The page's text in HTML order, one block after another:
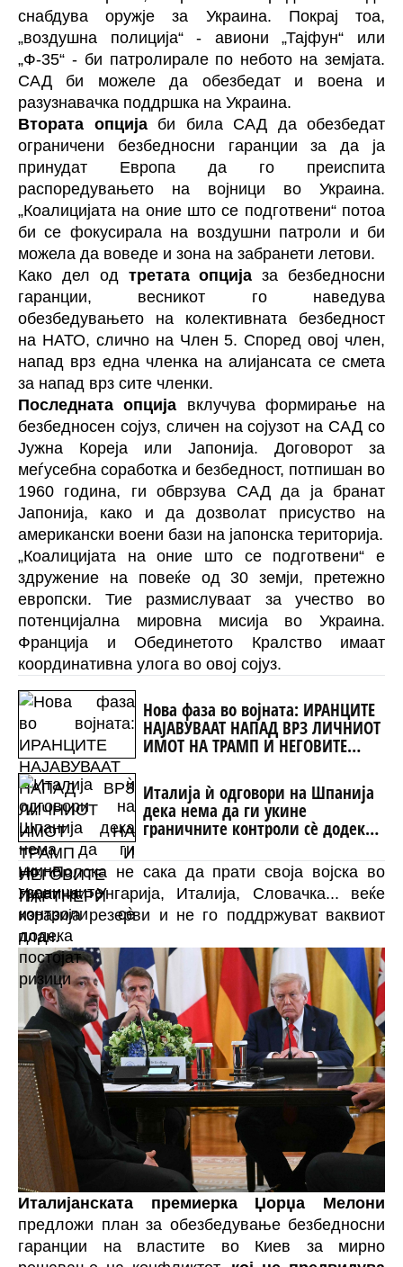
снабдува оружје за Украина. Покрај тоа,
„воздушна полиција“ - авиони „Тајфун“ или
„Ф-35“ - би патролирале по небото на земјата.
САД би можеле да обезбедат и воена и
разузнавачка поддршка на Украина.
Втората опцијаби била САД да обезбедат
ограничени безбедносни гаранции за да ја
принудат Европа да го преиспита
распоредувањето на војници во Украина.
„Коалицијата на оние што се подготвени“ потоа
би се фокусирала на воздушни патроли и би
можела да воведе и зона на забранети летови.
Како дел од третата опција за безбедносни
гаранции, весникот го наведува
обезбедувањето на колективната безбедност
на НАТО, слично на Член 5. Според овој член,
напад врз една членка на алијансата се смета
за напад врз сите членки.
Последната опција вклучува формирање на
безбедносен сојуз, сличен на сојузот на САД со
Јужна Кореја или Јапонија. Договорот за
меѓусебна соработка и безбедност, потпишан во
1960 година, ги обврзува САД да ја бранат
Јапонија, како и да дозволат присуство на
американски воени бази на јапонска територија.
„Коалицијата на оние што се подготвени“ е
здружение на повеќе од 30 земји, претежно
европски. Тие размислуваат за учество во
потенцијална мировна мисија во Украина.
Франција и Обединетото Кралство имаат
координативна улога во овој сојуз.
Нова фаза во војната: ИРАНЦИТЕ
НАЈАВУВААТ НАПАД ВРЗ ЛИЧНИОТ
ИМОТ НА ТРАМП И НЕГОВИТЕ
Италија ѝ одговори на Шпанија
дека нема да ги укине
граничните контроли сè додека
Но, Полска не сака да прати своја војска во
Украина. Унгарија, Италија, Словачка... веќе
изразија резерви и не го поддржуват ваквиот
план.
Италијанската премиерка Џорџа Мелони
предложи план за обезбедување безбедносни
гаранции на властите во Киев за мирно